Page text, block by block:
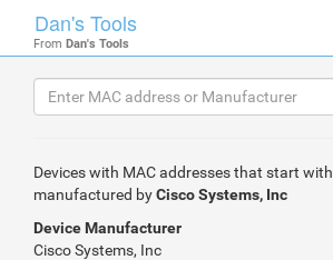
Dan's Tools
From Dan's Tools
Devices with MAC addresses that start with
manufactured byCisco Systems, Inc
Device Manufacturer
Cisco Systems, Inc